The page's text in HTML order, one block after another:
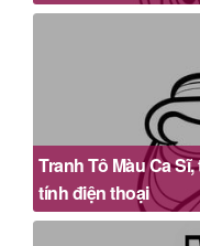
Tranh Tô Màu Ca
tính điện thoại